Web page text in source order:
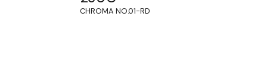
CHROMA NO.01-RD